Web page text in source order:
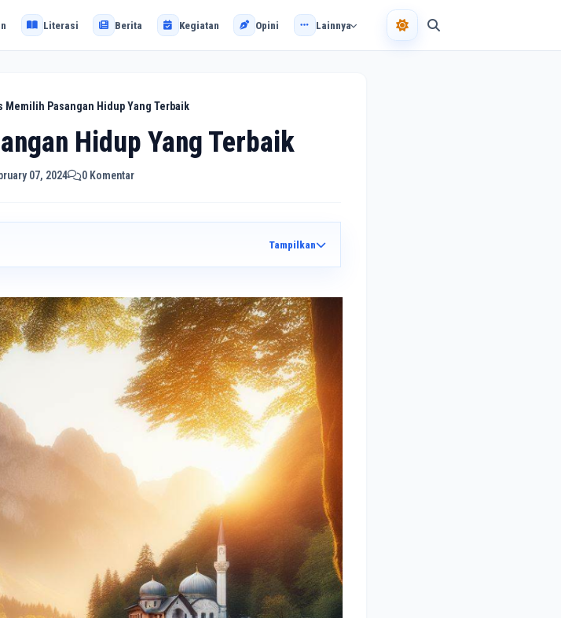
Literasi Berita Kegiatan Opini Lainnya
Memilih Pasangan Hidup Yang Terbaik
Hidup Yang Terbaik
07, 2024 0 Komentar
Tampilkan